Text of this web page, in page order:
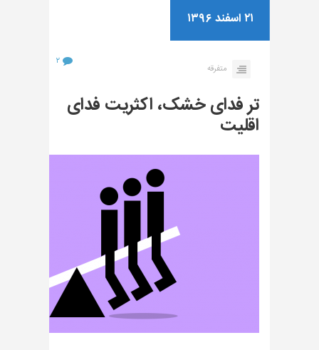
۲۱ اسفند ۱۳۹۶
متفرقه
۲
تر فدای خشک، اکثریت فدای
اقلیت